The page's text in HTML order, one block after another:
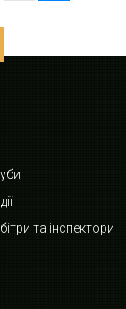
та інспектори